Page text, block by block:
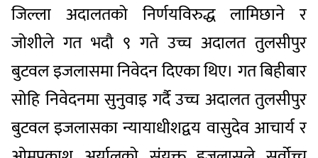
जिल्ला अदालतको निर्णयविरुद्ध लामिछाने र
जोशीले गत भदौ ९ गते उच्च अदालत तुलसीपुर
बुटवल इजलासमा निवेदन दिएका थिए। गत बिहीबार
सोहि निवेदनमा सुनुवाइ गर्दै उच्च अदालत तुलसीपुर
बुटवल इजलासका न्यायाधीशद्वय वासुदेव आचार्य र